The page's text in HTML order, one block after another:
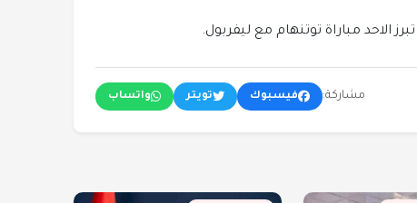
الاحد مباراة توتنهام مع ليفربول.
مشاركة: فيسبوك تويتر واتساب